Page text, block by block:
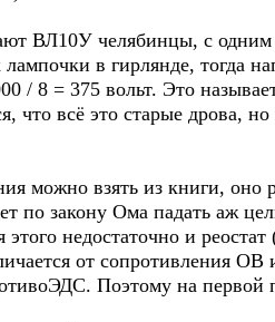
ВЛ10У челябинцы, с
в гирлянде, тогда
/ 8 = 375 вольт. Это
что всё это старые дрова,
можно взять из книги,
по закону Ома падать аж
недостаточно и
от сопротивления ОВ
Поэтому на первой